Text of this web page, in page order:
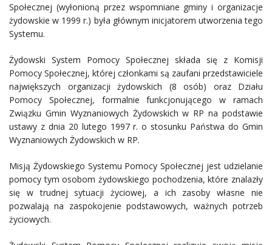
Społecznej (wyłonioną przez wspomniane gminy i organizacje
żydowskie w 1999 r.) była głównym inicjatorem utworzenia tego
Systemu.
Żydowski System Pomocy Społecznej składa się z Komisji
Pomocy Społecznej, której członkami są zaufani przedstawiciele
największych organizacji żydowskich (8 osób) oraz Działu
Pomocy Społecznej, formalnie funkcjonującego w ramach
Związku Gmin Wyznaniowych Żydowskich w RP na podstawie
ustawy z dnia 20 lutego 1997 r. o stosunku Państwa do Gmin
Wyznaniowych Żydowskich w RP.
Misją Żydowskiego Systemu Pomocy Społecznej jest udzielanie
pomocy tym osobom żydowskiego pochodzenia, które znalazły
się w trudnej sytuacji życiowej, a ich zasoby własne nie
pozwalają na zaspokojenie podstawowych, ważnych potrzeb
życiowych.